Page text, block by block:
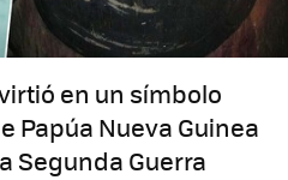
en un símbolo
Papúa Nueva Guinea
Segunda Guerra